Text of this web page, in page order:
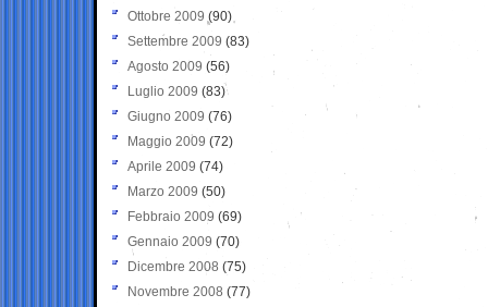
Ottobre 2009 (90)
Settembre 2009 (83)
Agosto 2009 (56)
Luglio 2009 (83)
Giugno 2009 (76)
Maggio 2009 (72)
Aprile 2009 (74)
Marzo 2009 (50)
Febbraio 2009 (69)
Gennaio 2009 (70)
Dicembre 2008 (75)
Novembre 2008 (77)